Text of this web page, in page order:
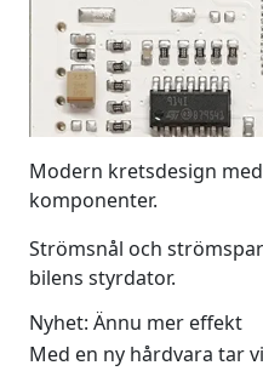
Modern kretsdesign
komponenter.
Strömsnål och
bilens styrdator.
Nyhet: Ännu mer effekt
Med en ny hårdvara tar